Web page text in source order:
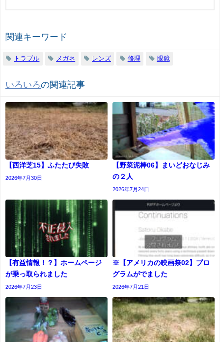
関連キーワード
トラブル メガネ レンズ 修理 眼鏡
いろいろの関連記事
【西洋芝15】ふたたび失敗
2026年7月30日
【野菜泥棒06】まいどおなじみ
の２人
2026年7月24日
【有益情報！？】ホームページ
が乗っ取られました
2026年7月23日
※【アメリカの映画祭02】プロ
グラムがでました
2026年7月21日